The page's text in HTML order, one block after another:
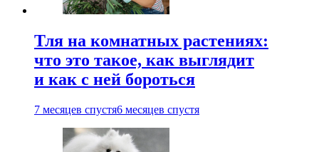
Тля на комнатных растениях:
что это такое, как выглядит
и как с ней бороться
7 месяцев спустя6 месяцев спустя